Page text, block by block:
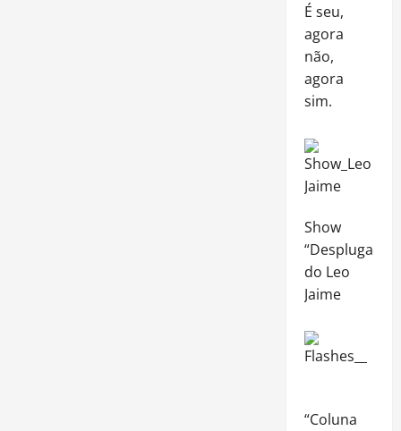
É seu,
agora
não,
agora
sim.
Show
“Desplugado”,
do Leo
Jaime
“Coluna